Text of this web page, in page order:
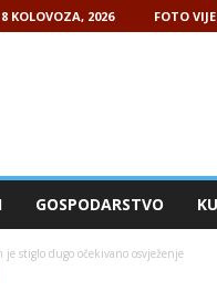
KOLOVOZA, 2026 FOTO
GOSPODARSTVO
je stiglo dugo očekivano osvježenje